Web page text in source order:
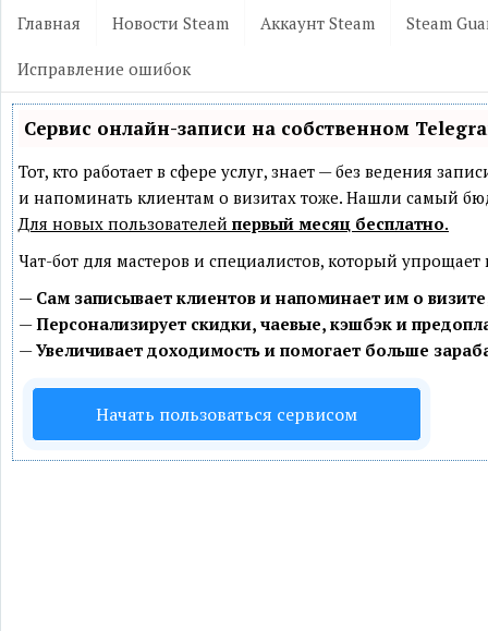
Главная Новости Steam Аккаунт Steam Steam
Исправление ошибок
Сервис онлайн-записи на собственном
Тот, кто работает в сфере услуг, знает — без ведения
и напоминать клиентам о визитах тоже. Нашли самый
Для новых пользователей первый месяц бесплатно.
Чат-бот для мастеров и специалистов, который
— Сам записывает клиентов и напоминает им о
—Персонализирует скидки, чаевые, кэшбэк и
—Увеличивает доходимость и помогает больше
Начать пользоваться сервисом